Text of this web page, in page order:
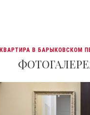
КВАРТИРА В БАРЫКОВСКОМ